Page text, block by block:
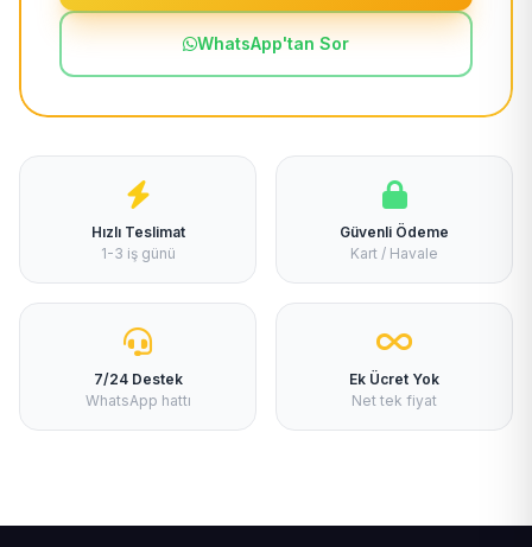
WhatsApp'tan Sor
Hızlı Teslimat
1-3 iş günü
Güvenli Ödeme
Kart / Havale
7/24 Destek
WhatsApp hattı
Ek Ücret Yok
Net tek fiyat